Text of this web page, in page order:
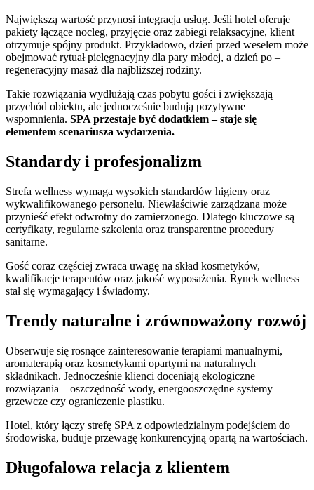
Największą wartość przynosi integracja usług. Jeśli hotel oferuje
pakiety łączące nocleg, przyjęcie oraz zabiegi relaksacyjne, klient
otrzymuje spójny produkt. Przykładowo, dzień przed weselem może
obejmować rytuał pielęgnacyjny dla pary młodej, a dzień po –
regeneracyjny masaż dla najbliższej rodziny.
Takie rozwiązania wydłużają czas pobytu gości i zwiększają
przychód obiektu, ale jednocześnie budują pozytywne
wspomnienia. SPA przestaje być dodatkiem – staje się
elementem scenariusza wydarzenia.
Standardy i profesjonalizm
Strefa wellness wymaga wysokich standardów higieny oraz
wykwalifikowanego personelu. Niewłaściwie zarządzana może
przynieść efekt odwrotny do zamierzonego. Dlatego kluczowe są
certyfikaty, regularne szkolenia oraz transparentne procedury
sanitarne.
Gość coraz częściej zwraca uwagę na skład kosmetyków,
kwalifikacje terapeutów oraz jakość wyposażenia. Rynek wellness
stał się wymagający i świadomy.
Trendy naturalne i zrównoważony rozwój
Obserwuje się rosnące zainteresowanie terapiami manualnymi,
aromaterapią oraz kosmetykami opartymi na naturalnych
składnikach. Jednocześnie klienci doceniają ekologiczne
rozwiązania – oszczędność wody, energooszczędne systemy
grzewcze czy ograniczenie plastiku.
Hotel, który łączy strefę SPA z odpowiedzialnym podejściem do
środowiska, buduje przewagę konkurencyjną opartą na wartościach.
Długofalowa relacja z klientem